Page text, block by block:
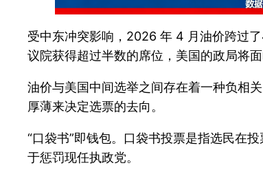
受中东冲突影响，2026 年 4 月油价跨过
议院获得超过半数的席位，美国的政局将面
油价与美国中间选举之间存在着一种负相
厚薄来决定选票的去向。
“口袋书”即钱包。口袋书投票是指选民在
于惩罚现任执政党。